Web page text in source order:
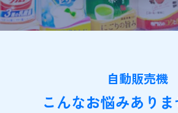
自動販売機
こんなお悩みあり